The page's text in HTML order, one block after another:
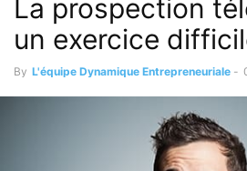
La prospection
un exercice
By L'équipe Dynamique Entrepreneuriale -